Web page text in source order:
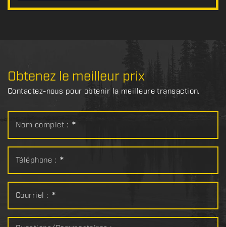
Obtenez le meilleur prix
Contactez-nous pour obtenir la meilleure transaction.
Nom complet : *
Téléphone : *
Courriel : *